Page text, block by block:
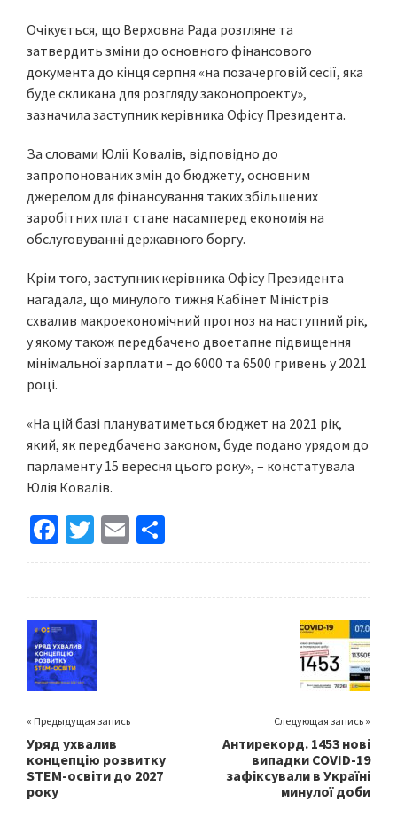
Очікується, що Верховна Рада розгляне та
затвердить зміни до основного фінансового
документа до кінця серпня «на позачерговій сесії, яка
буде скликана для розгляду законопроекту»,
зазначила заступник керівника Офісу Президента.
За словами Юлії Ковалів, відповідно до
запропонованих змін до бюджету, основним
джерелом для фінансування таких збільшених
заробітних плат стане насамперед економія на
обслуговуванні державного боргу.
Крім того, заступник керівника Офісу Президента
нагадала, що минулого тижня Кабінет Міністрів
схвалив макроекономічний прогноз на наступний рік,
у якому також передбачено двоетапне підвищення
мінімальної зарплати – до 6000 та 6500 гривень у 2021
році.
«На цій базі плануватиметься бюджет на 2021 рік,
який, як передбачено законом, буде подано урядом до
парламенту 15 вересня цього року», – констатувала
Юлія Ковалів.
Fa
ce
o
o
k
T
wi
er
E
m h
« Предыдущая запись
Уряд ухвалив
концепцію розвитку
STEM-освіти до 2027
року
Следующая запись »
Антирекорд. 1453 нові
випадки COVID-19
зафіксували в Україні
минулої доби